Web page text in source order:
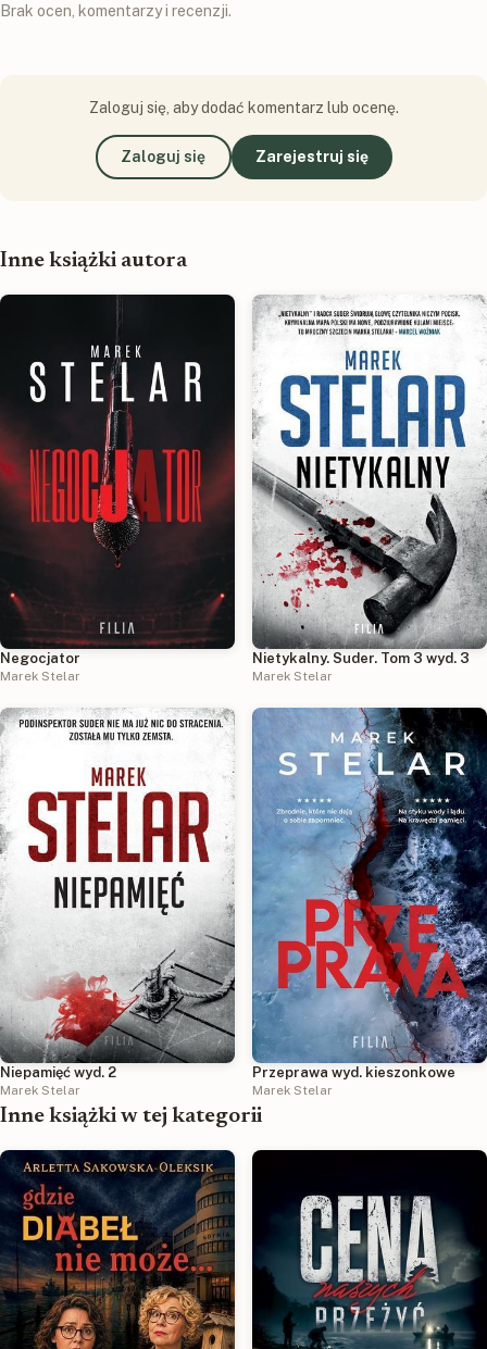
Brak ocen, komentarzy i recenzji.
Zaloguj się, aby dodać komentarz lub ocenę.
Zaloguj się Zarejestruj się
Inne książki autora
Negocjator
Marek Stelar
Nietykalny. Suder. Tom 3 wyd. 3
Marek Stelar
Niepamięć wyd. 2
Marek Stelar
Przeprawa wyd. kieszonkowe
Marek Stelar
Inne książki w tej kategorii